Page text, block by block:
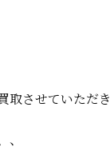
取させていただ